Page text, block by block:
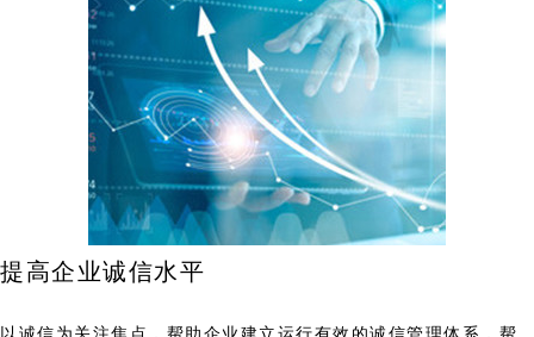
提高企业诚信水平